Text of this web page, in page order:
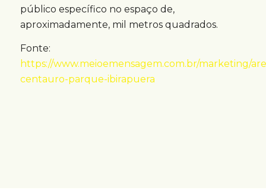
público específico no espaço de,
aproximadamente, mil metros quadrados.
Fonte:
https://www.meioemensagem.com.br/marketing/
centauro-parque-ibirapuera